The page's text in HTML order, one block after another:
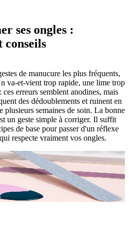
ses ongles :
conseils
de manucure les plus fréquents,
va-et-vient trop rapide, une lime trop
erreurs semblent anodines, mais
des dédoublements et ruinent en
plusieurs semaines de soin. La bonne
un geste simple à corriger. Il suffit
de base pour passer d'un réflexe
respecte vraiment vos ongles.